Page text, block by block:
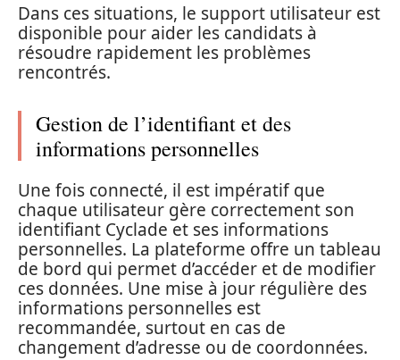
Dans ces situations, le support utilisateur est
disponible pour aider les candidats à
résoudre rapidement les problèmes
rencontrés.
Gestion de l’identifiant et des
informations personnelles
Une fois connecté, il est impératif que
chaque utilisateur gère correctement son
identifiant Cyclade et ses informations
personnelles. La plateforme offre un tableau
de bord qui permet d’accéder et de modifier
ces données. Une mise à jour régulière des
informations personnelles est
recommandée, surtout en cas de
changement d’adresse ou de coordonnées.